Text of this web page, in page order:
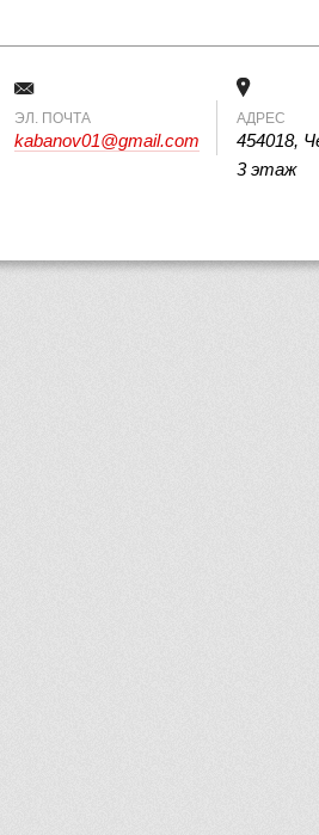
ЭЛ. ПОЧТА
kabanov01@gmail.com
АДРЕС
454018,
3 этаж